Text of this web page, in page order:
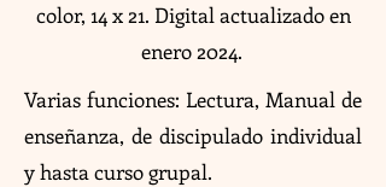
color, 14 x 21. Digital actualizado en
enero 2024.
​Varias funciones: Lectura, Manual de
enseñanza, de discipulado individual
y hasta curso grupal.